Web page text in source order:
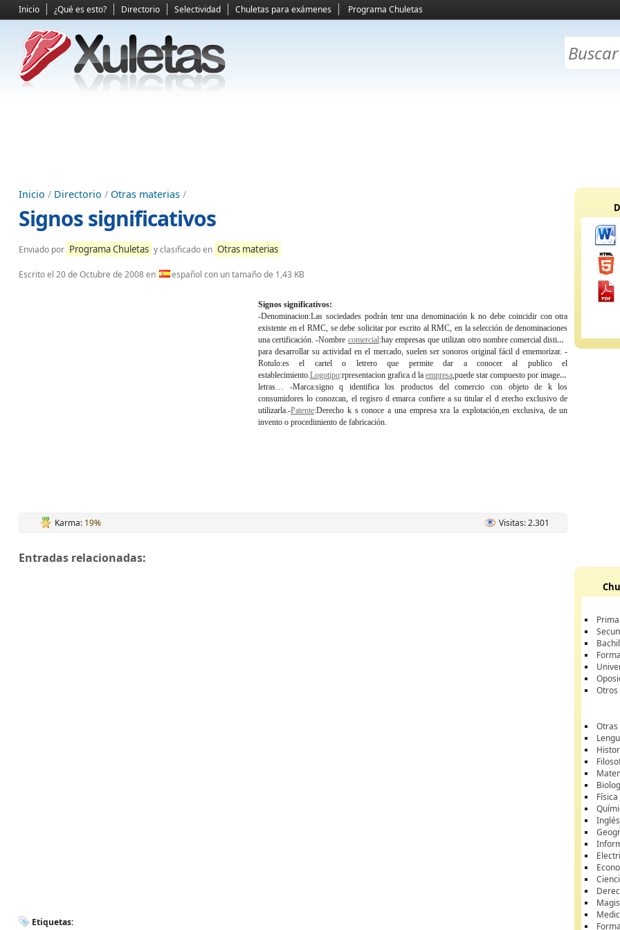
Inicio ¿Qué es esto? Directorio Selectividad Chuletas para exámenes Programa Chuletas
Inicio / Directorio / Otras materias /
Signos significativos
Enviado por Programa Chuletas y clasificado en Otras materias
Escrito el 20 de Octubre de 2008en español con un tamaño de 1,43 KB
Signos significativos:
-Denominacion:Las sociedades podrán tenr una denominación k no debe coincidir con otra
existente en el RMC, se debe solicitar por escrito al RMC, en la selección de denominaciones
una certificación. -Nombre comercial:hay empresas que utilizan otro nombre comercial distinto
para desarrollar su actividad en el mercado, suelen ser sonoros original fácil d ememorizar. -
Rotulo:es el cartel o letrero que permite dar a conocer al publico el
establecimiento.Logotipo:rpresentacion grafica d laempresa,puede star compuesto por imagens
letras… -Marca:signo q identifica los productos del comercio con objeto de k los
consumidores lo conozcan, el regisro d emarca confiere a su titular el d erecho exclusivo de
utilizarla.-Patente:Derecho k s conoce a una empresa xra la explotación,en exclusiva, de un
invento o procedimiento de fabricación.
Karma: 19% Visitas: 2.301
Entradas relacionadas:
Etiquetas:
Otros
Física
Inglés